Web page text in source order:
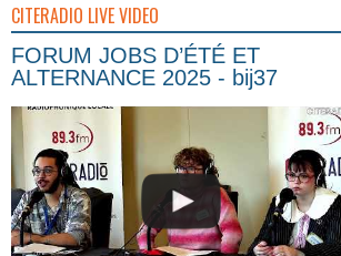
CITERADIO LIVE VIDEO
FORUM JOBS D’ÉTÉ ET
ALTERNANCE 2025 - bij37